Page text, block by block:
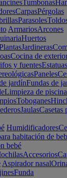
Tumbonas
CarpasPérgolas
Parasoles
ArmariosArcones
Huertos
Jardineras
Cocina de
y fuentesEstatuas
Paneles
jardínFundas de
Limpieza de
Toboganes
JaulasCasetas
Humidificadores
habitación de
bebé
Accesorios
Aspirador nasal
Funda